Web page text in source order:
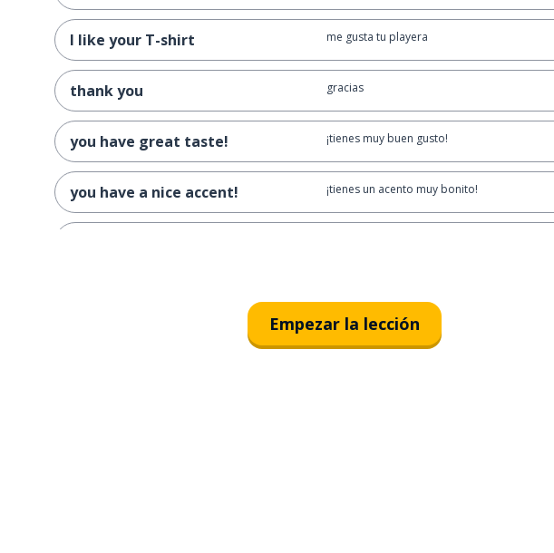
I like your T-shirt me gusta tu playera
thank you gracias
you have great taste! ¡tienes muy buen gusto!
you have a nice accent! ¡tienes un acento muy bonito!
Empezar la lección